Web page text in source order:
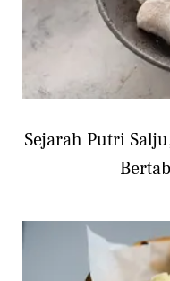
Sejarah Putri